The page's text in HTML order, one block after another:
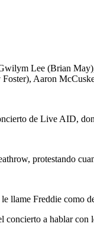
Lee (Brian
Aaron
de Live AID,
protestando
llame Freddie como
a hablar